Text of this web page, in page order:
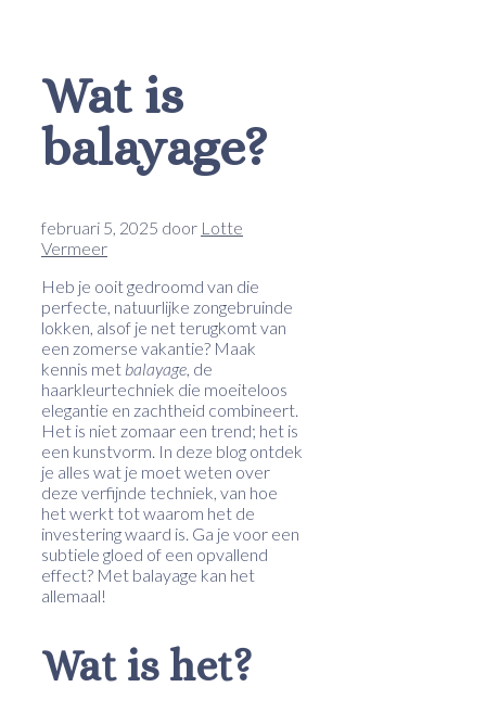
Wat is
balayage?
februari 5, 2025 door Lotte
Vermeer
Heb je ooit gedroomd van die
perfecte, natuurlijke zongebruinde
lokken, alsof je net terugkomt van
een zomerse vakantie? Maak
kennis met balayage, de
haarkleurtechniek die moeiteloos
elegantie en zachtheid combineert.
Het is niet zomaar een trend; het is
een kunstvorm. In deze blog ontdek
je alles wat je moet weten over
deze verfijnde techniek, van hoe
het werkt tot waarom het de
investering waard is. Ga je voor een
subtiele gloed of een opvallend
effect? Met balayage kan het
allemaal!
Wat is het?